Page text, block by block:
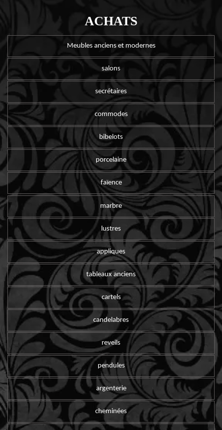
ACHATS
Meubles anciens et modernes
salons
secrétaires
commodes
bibelots
porcelaine
faïence
marbre
lustres
appliques
tableaux anciens
cartels
candelabres
reveils
pendules
argenterie
cheminées